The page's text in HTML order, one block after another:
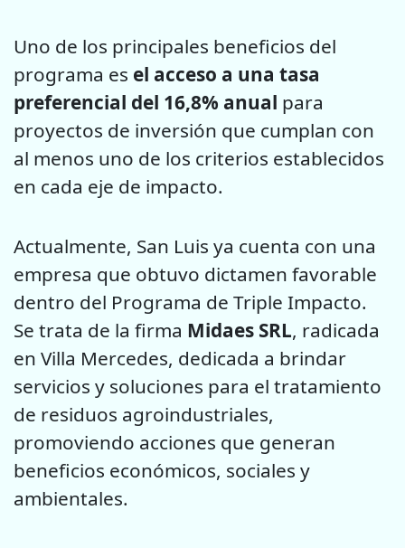
Uno de los principales beneficios del
programa es el acceso a una tasa
preferencial del 16,8% anual para
proyectos de inversión que cumplan con
al menos uno de los criterios establecidos
en cada eje de impacto.
Actualmente, San Luis ya cuenta con una
empresa que obtuvo dictamen favorable
dentro del Programa de Triple Impacto.
Se trata de la firma Midaes SRL, radicada
en Villa Mercedes, dedicada a brindar
servicios y soluciones para el tratamiento
de residuos agroindustriales,
promoviendo acciones que generan
beneficios económicos, sociales y
ambientales.